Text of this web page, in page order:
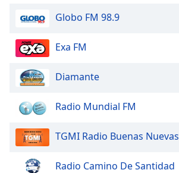
dialog
Globo FM 98.9
Exa FM
Diamante
Radio Mundial FM
TGMI Radio Buenas Nuevas
Radio Camino De Santidad